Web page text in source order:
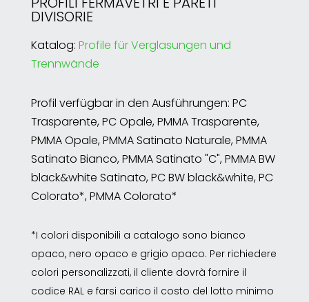
DIVISORIE
Katalog: Profile für Verglasungen und
Trennwände
Profil verfügbar in den Ausführungen: PC
Trasparente, PC Opale, PMMA Trasparente,
PMMA Opale, PMMA Satinato Naturale, PMMA
Satinato Bianco, PMMA Satinato "C", PMMA BW
black&white Satinato, PC BW black&white, PC
Colorato*, PMMA Colorato*
*I colori disponibili a catalogo sono bianco
opaco, nero opaco e grigio opaco. Per richiedere
colori personalizzati, il cliente dovrà fornire il
codice RAL e farsi carico il costo del lotto minimo